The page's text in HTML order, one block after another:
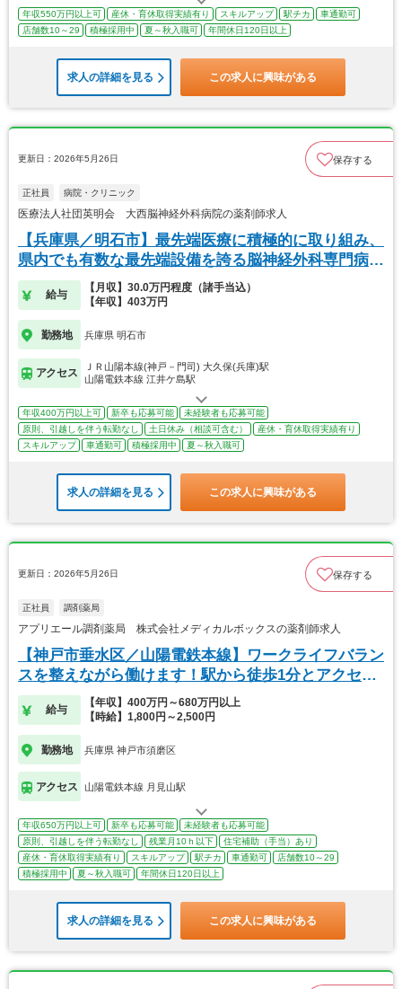
年収550万円以上可 産休・育休取得実績有り スキルアップ 駅チカ
車通勤可
店舗数10～29
積極採用中 夏～秋入職可 年間休日120日以上
求人の詳細を見る この求人に興味がある
更新日：2026年5月26日 保存する
正社員 病院・クリニック
医療法人社団英明会 大西脳神経外科病院の薬剤師求人
【兵庫県／明石市】最先端医療に積極的に取り組み、
県内でも有数な最先端設備を誇る脳神経外科専門病
院！
給与
【月収】30.0万円程度（諸手当込）
【年収】403万円
勤務地 兵庫県 明石市
アクセス
ＪＲ山陽本線(神戸－門司) 大久保(兵庫)駅
山陽電鉄本線 江井ケ島駅
年収400万円以上可 新卒も応募可能
未経験者も応募可能
原則、引越しを伴う転勤なし
土日休み（相談可含む）
産休・育休取得実績有り
スキルアップ
車通勤可 積極採用中 夏～秋入職可
求人の詳細を見る この求人に興味がある
更新日：2026年5月26日 保存する
正社員 調剤薬局
アプリエール調剤薬局 株式会社メディカルボックスの薬剤師求人
【神戸市垂水区／山陽電鉄本線】ワークライフバラン
スを整えながら働けます！駅から徒歩1分とアクセス
◎
給与
【年収】400万円～680万円以上
【時給】1,800円～2,500円
勤務地 兵庫県 神戸市須磨区
アクセス 山陽電鉄本線 月見山駅
年収650万円以上可 新卒も応募可能
未経験者も応募可能
原則、引越しを伴う転勤なし
残業月10ｈ以下
住宅補助（手当）あり
産休・育休取得実績有り
スキルアップ 駅チカ 車通勤可
店舗数10～29
積極採用中
夏～秋入職可 年間休日120日以上
求人の詳細を見る この求人に興味がある